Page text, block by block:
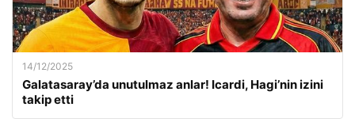
14/12/2025
Galatasaray’da unutulmaz anlar! Icardi, Hagi’nin izini
takip etti